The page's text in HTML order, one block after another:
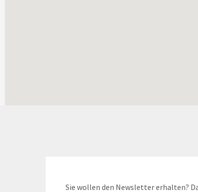
Sie wollen den Newsletter erhalten?